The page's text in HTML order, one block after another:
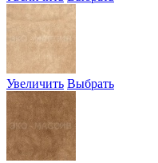
Увеличить Выбрать